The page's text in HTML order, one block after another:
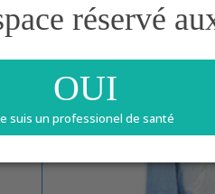
Hygiène et
réservé
OUI
suis un professionel de santé